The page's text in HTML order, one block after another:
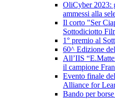
OliCyber 2023:
ammessi alla
Il corto "Ser
Sottodiciotto
1° premio al
60^ Edizione
All’IIS
il campione
Evento finale
Alliance for
Bando per